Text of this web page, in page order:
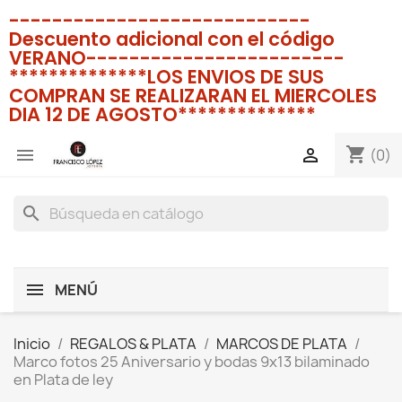
----------------------------
Descuento adicional con el código
VERANO------------------------
**************LOS ENVIOS DE SUS
COMPRAN SE REALIZARAN EL MIERCOLES
DIA 12 DE AGOSTO**************
 shopping_cart (0)

search
MENÚ
Inicio REGALOS & PLATA
MARCOS DE PLATA
Marco fotos 25 Aniversario y bodas 9x13 bilaminado
en Plata de ley